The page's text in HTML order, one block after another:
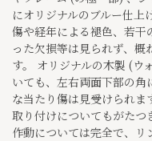
にオリジナルのブルー仕上
傷や経年による褪色、若干
った欠損等は見られず、
す。 オリジナルの木製 (ウ
いても、左右両面下部の角
な当たり傷は見受けられま
取り付けについてもがたつ
作動については完全で、リ